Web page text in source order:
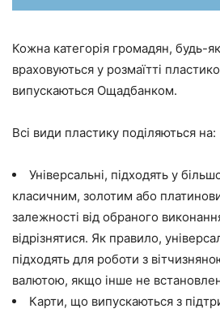
Кожна категорія громадян, будь-
враховуються у розмаїтті
випускаються Ощадбанком.
Всі види пластику поділяються на:
Універсальні, підходять у
класичним, золотим або
залежності від обраного
відрізнятися. Як правило,
підходять для роботи з
валютою, якщо інше не
Карти, що випускаються з